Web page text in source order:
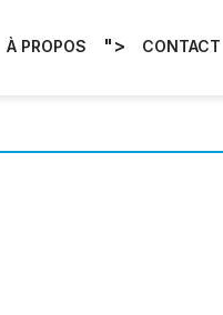
À PROPOS "> CONTACT